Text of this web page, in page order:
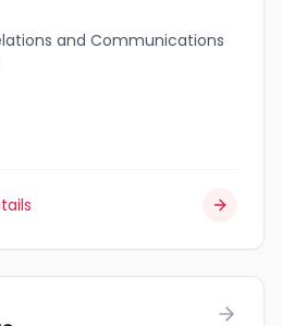
and Communications